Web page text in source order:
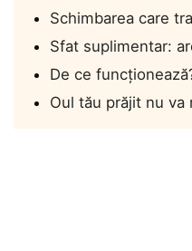
Schimbarea care
Sfat suplimentar:
De ce
Oul tău prăjit nu va